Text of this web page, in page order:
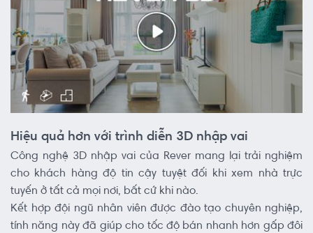
Hiệu quả hơn với trình diễn 3D nhập vai
Công nghệ 3D nhập vai của Rever mang lại trải nghiệm
cho khách hàng độ tin cậy tuyệt đối khi xem nhà trực
tuyến ở tất cả mọi nơi, bất cứ khi nào.
Kết hợp đội ngũ nhân viên được đào tạo chuyên nghiệp,
tính năng này đã giúp cho tốc độ bán nhanh hơn gấp đôi